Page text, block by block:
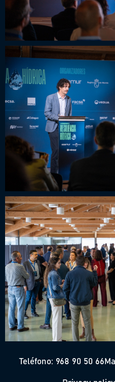
Teléfono: 968 90 50 66